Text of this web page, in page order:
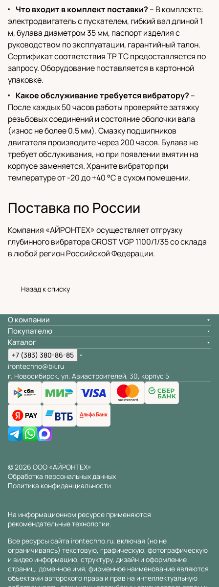
Что входит в комплект поставки? – В комплекте:
электродвигатель с пускателем, гибкий вал длиной 1
м, булава диаметром 35 мм, паспорт изделия с
руководством по эксплуатации, гарантийный талон.
Сертификат соответствия ТР ТС предоставляется по
запросу. Оборудование поставляется в картонной
упаковке.
Какое обслуживание требуется вибратору? –
После каждых 50 часов работы проверяйте затяжку
резьбовых соединений и состояние оболочки вала
(износ не более 0.5 мм). Смазку подшипников
двигателя производите через 200 часов. Булава не
требует обслуживания, но при появлении вмятин на
корпусе заменяется. Храните вибратор при
температуре от -20 до +40 °C в сухом помещении.
Поставка по России
Компания «АЙРОНТЕХ» осуществляет отгрузку
глубинного вибратора GROST VGP 1100/1/35 со склада
в любой регион Российской Федерации.
Назад к списку
О компании
Покупателю
Каталог
+7 (383) 380-86-85
irontechno@bk.ru
г. Новосибирск, ул. Авиастроителей, 30, корпус 5
© 2026 ООО «АЙРОНТЕХ»
Обработка персональных данных
Политика конфиденциальности
На информационном ресурсе применяются
рекомендательные технологии.
Все ресурсы сайта irontechno.ru, включая (но не
ограничиваясь) текстовую, графическую, фотографическую
и видео информацию, структуру, дизайн и оформление
страниц, доменное имя, фирменное наименование являются
объектами авторского права и прав на интеллектуальную